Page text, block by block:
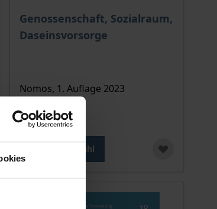
der gewählten Produktoption auf der
Genossenschaft, Sozialraum,
Daseinsvorsorge
Der Preis dieses Titels richtet sich nach
Nomos, 1. Auflage 2023
34,00 €
inkl. MwSt.
Zur Auswahl